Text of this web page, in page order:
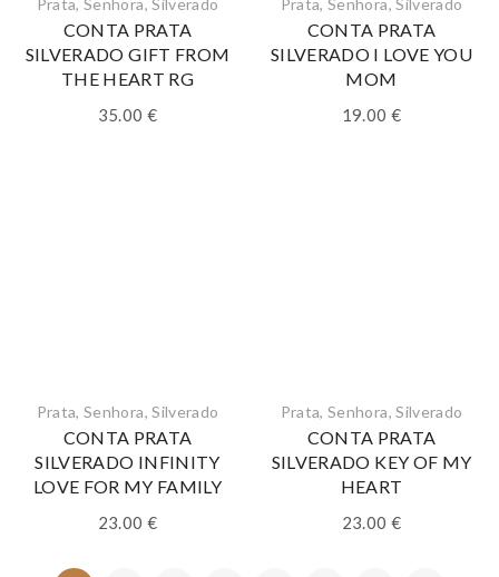
Prata,Senhora,Silverado
CONTA PRATA
SILVERADO GIFT FROM
THE HEART RG
35.00 €
Prata,Senhora,Silverado
CONTA PRATA
SILVERADO I LOVE YOU
MOM
19.00 €
Prata,Senhora,Silverado
CONTA PRATA
SILVERADO INFINITY
LOVE FOR MY FAMILY
23.00 €
Prata,Senhora,Silverado
CONTA PRATA
SILVERADO KEY OF MY
HEART
23.00 €